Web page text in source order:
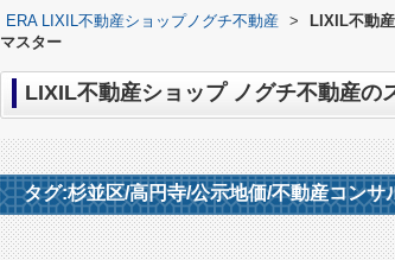
ERA LIXIL不動産ショップノグチ不動産 >
LIXIL不動
マスター
タグ:杉並区/高円寺/公示地価/不動産コンサ